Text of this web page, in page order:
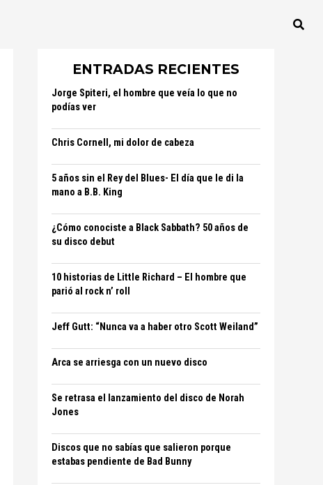
ENTRADAS RECIENTES
Jorge Spiteri, el hombre que veía lo que no
podías ver
Chris Cornell, mi dolor de cabeza
5 años sin el Rey del Blues- El día que le di la
mano a B.B. King
¿Cómo conociste a Black Sabbath? 50 años de
su disco debut
10 historias de Little Richard – El hombre que
parió al rock n’ roll
Jeff Gutt: “Nunca va a haber otro Scott Weiland”
Arca se arriesga con un nuevo disco
Se retrasa el lanzamiento del disco de Norah
Jones
Discos que no sabías que salieron porque
estabas pendiente de Bad Bunny